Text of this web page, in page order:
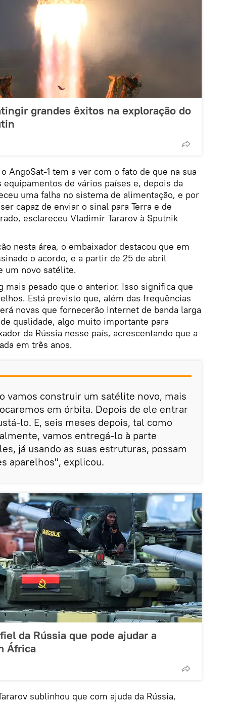
grandes êxitos na exploração do
AngoSat-1 tem a ver com o fato de que na sua
de vários países e, depois da
uma falha no sistema de alimentação, e por
capaz de enviar o sinal para Terra e de
esclareceu Vladimir Tararov à Sputnik
nesta área, o embaixador destacou que em
o acordo, e a partir de 25 de abril
um novo satélite.
mais pesado que o anterior. Isso significa que
Está previsto que, além das frequências
novas que fornecerão Internet de banda larga
qualidade, algo muito importante para
da Rússia nesse país, acrescentando que a
em três anos.
vamos construir um satélite novo, mais
em órbita. Depois de ele entrar
lo. E, seis meses depois, tal como
vamos entregá-lo à parte
já usando as suas estruturas, possam
aparelhos", explicou.
da Rússia que pode ajudar a
África
sublinhou que com ajuda da Rússia,